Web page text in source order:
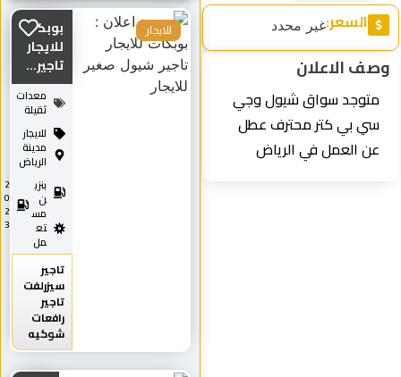
السعر:غير محدد
وصف الاعلان
متوجد سواق شيول وجي
سي بي كتر محترف عطل
عن العمل في الرياض
بوبكات
للايجار
تاجير...
معدات
ثقيلة
للايجار
مدينة
الرياض
بنزي
ن
مس
تع
مل
2
0
2
3
تاجير
سيزرلفت
تاجير
رافعات
شوكيه
للايجار